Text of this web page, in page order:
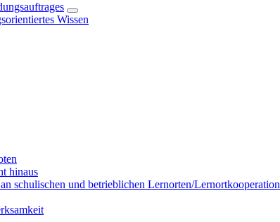
Wissen
hinaus
schulischen und betrieblichen Lernorten/Lernortkooperation